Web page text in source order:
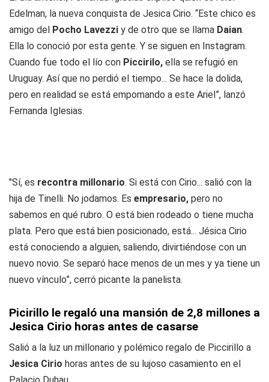
Edelman, la nueva conquista de Jesica Cirio. “Este chico es
amigo del Pocho Lavezzi y de otro que se llama Daian.
Ella lo conoció por esta gente. Y se siguen en Instagram.
Cuando fue todo el lío con Piccirilo, ella se refugió en
Uruguay. Así que no perdió el tiempo... Se hace la dolida,
pero en realidad se está empomando a este Ariel”, lanzó
Fernanda Iglesias.
"Sí, es recontra millonario. Si está con Cirio... salió con la
hija de Tinelli. No jodamos. Es empresario, pero no
sabemos en qué rubro. O está bien rodeado o tiene mucha
plata. Pero que está bien posicionado, está... Jésica Cirio
está conociendo a alguien, saliendo, divirtiéndose con un
nuevo novio. Se separó hace menos de un mes y ya tiene un
nuevo vínculo”, cerró picante la panelista.
Picirillo le regaló una mansión de 2,8 millones a
Jesica Cirio horas antes de casarse
Salió a la luz un millonario y polémico regalo de Piccirillo a
Jesica Cirio horas antes de su lujoso casamiento en el